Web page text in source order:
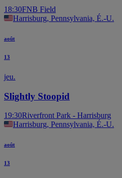
18:30FNB Field
Harrisburg, Pennsylvania, É.-U.
août
13
jeu.
Slightly Stoopid
19:30Riverfront Park - Harrisburg
Harrisburg, Pennsylvania, É.-U.
août
13